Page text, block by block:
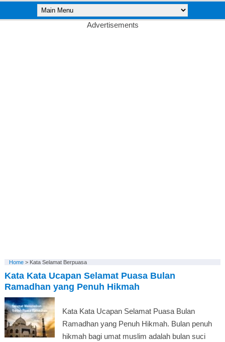
Advertisements
Home> Kata Selamat Berpuasa
Kata Kata Ucapan Selamat Puasa Bulan
Ramadhan yang Penuh Hikmah
Kata Kata Ucapan Selamat Puasa Bulan
Ramadhan yang Penuh Hikmah. Bulan penuh
hikmah bagi umat muslim adalah bulan suci